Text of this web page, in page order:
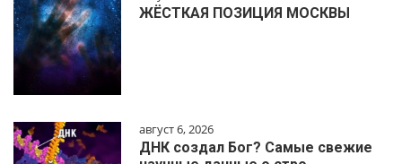
ЖЁСТКАЯ ПОЗИЦИЯ МОСКВЫ
август 6, 2026
ДНК создал Бог? Самые свежие